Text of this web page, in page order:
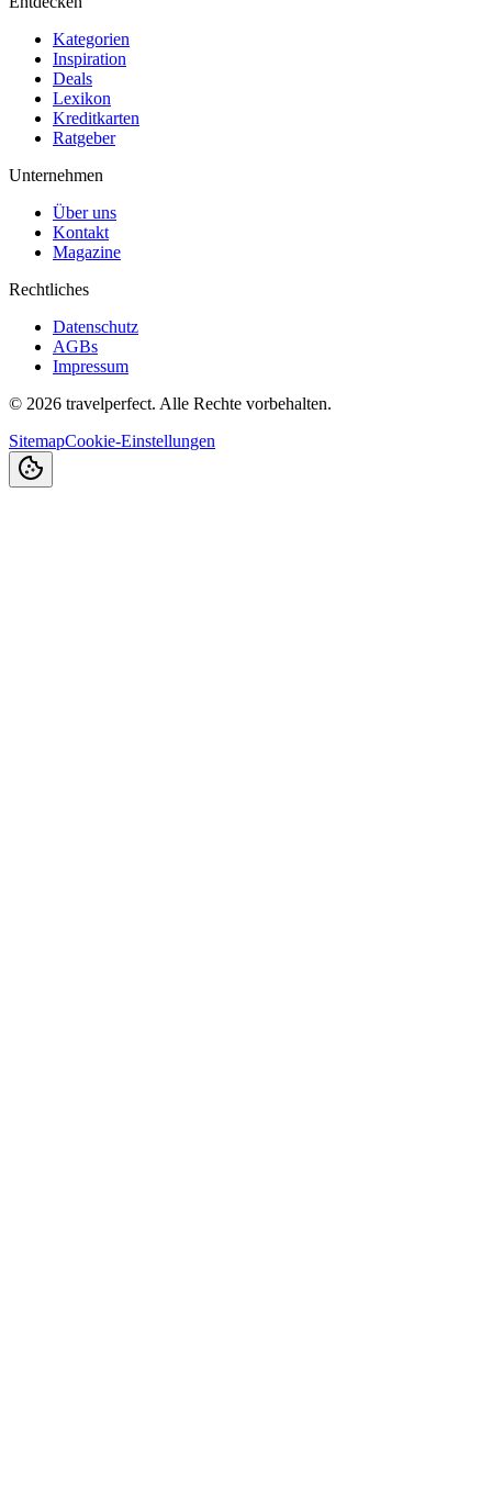
Kategorien
Inspiration
Deals
Lexikon
Kreditkarten
Ratgeber
Unternehmen
Über uns
Kontakt
Magazine
Rechtliches
Datenschutz
AGBs
Impressum
© 2026 travelperfect. Alle Rechte vorbehalten.
SitemapCookie-Einstellungen